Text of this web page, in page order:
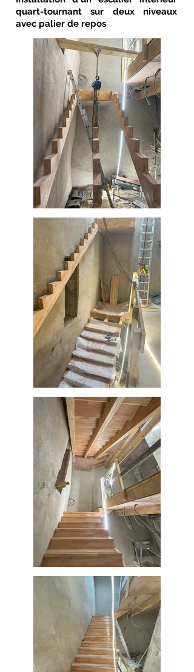
quart-tournant sur deux niveaux
avec palier de repos